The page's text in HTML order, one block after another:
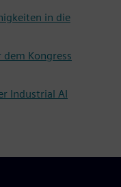
in die
Kongress
Industrial AI